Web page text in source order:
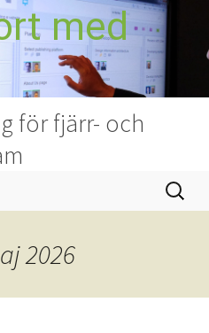
med
för fjärr- och
Sök
efter:
2026